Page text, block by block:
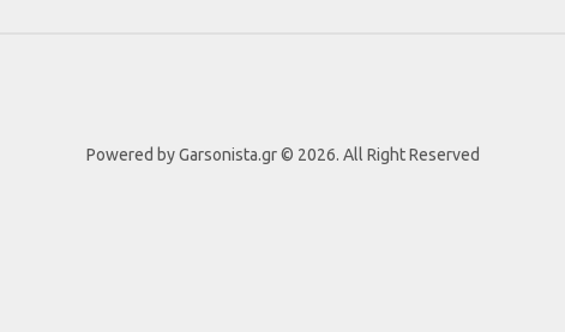
Powered by Garsonista.gr © 2026. All Right Reserved